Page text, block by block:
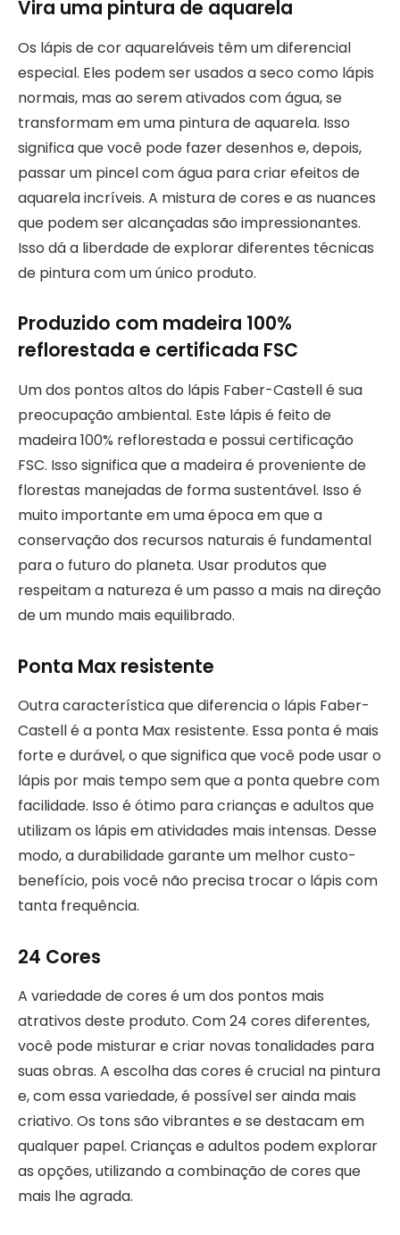
Vira uma pintura de aquarela
Os lápis de cor aquareláveis têm um diferencial
especial. Eles podem ser usados a seco como lápis
normais, mas ao serem ativados com água, se
transformam em uma pintura de aquarela. Isso
significa que você pode fazer desenhos e, depois,
passar um pincel com água para criar efeitos de
aquarela incríveis. A mistura de cores e as nuances
que podem ser alcançadas são impressionantes.
Isso dá a liberdade de explorar diferentes técnicas
de pintura com um único produto.
Produzido com madeira 100%
reflorestada e certificada FSC
Um dos pontos altos do lápis Faber-Castell é sua
preocupação ambiental. Este lápis é feito de
madeira 100% reflorestada e possui certificação
FSC. Isso significa que a madeira é proveniente de
florestas manejadas de forma sustentável. Isso é
muito importante em uma época em que a
conservação dos recursos naturais é fundamental
para o futuro do planeta. Usar produtos que
respeitam a natureza é um passo a mais na direção
de um mundo mais equilibrado.
Ponta Max resistente
Outra característica que diferencia o lápis Faber-
Castell é a ponta Max resistente. Essa ponta é mais
forte e durável, o que significa que você pode usar o
lápis por mais tempo sem que a ponta quebre com
facilidade. Isso é ótimo para crianças e adultos que
utilizam os lápis em atividades mais intensas. Desse
modo, a durabilidade garante um melhor custo-
benefício, pois você não precisa trocar o lápis com
tanta frequência.
24 Cores
A variedade de cores é um dos pontos mais
atrativos deste produto. Com 24 cores diferentes,
você pode misturar e criar novas tonalidades para
suas obras. A escolha das cores é crucial na pintura
e, com essa variedade, é possível ser ainda mais
criativo. Os tons são vibrantes e se destacam em
qualquer papel. Crianças e adultos podem explorar
as opções, utilizando a combinação de cores que
mais lhe agrada.